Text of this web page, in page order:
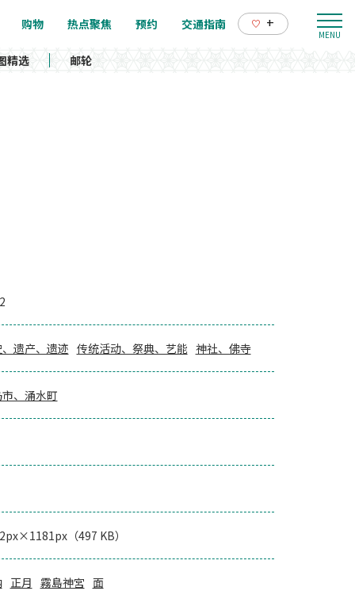
购物 热点聚焦 预约 交通指南 +
精选 邮轮
遗产、遗迹 传统活动、祭典、艺能 神社、佛寺
、涌水町
（497 KB）
正月 霧島神宮 面